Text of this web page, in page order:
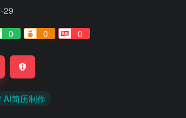
29
0 0 0
AI简历制作